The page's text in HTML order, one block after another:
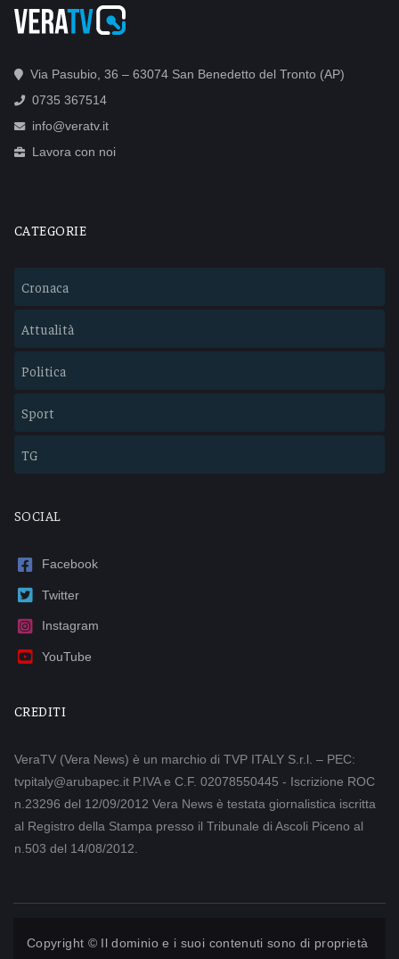
Via Pasubio, 36 – 63074 San Benedetto del Tronto (AP)
0735 367514
info@veratv.it
Lavora con noi
CATEGORIE
Cronaca
Attualità
Politica
Sport
TG
SOCIAL
Facebook
Twitter
Instagram
YouTube
CREDITI
VeraTV (Vera News) è un marchio di TVP ITALY S.r.l. – PEC:
tvpitaly@arubapec.it P.IVA e C.F. 02078550445 - Iscrizione ROC
n.23296 del 12/09/2012 Vera News è testata giornalistica iscritta
al Registro della Stampa presso il Tribunale di Ascoli Piceno al
n.503 del 14/08/2012.
Copyright © Il dominio e i suoi contenuti sono di proprietà